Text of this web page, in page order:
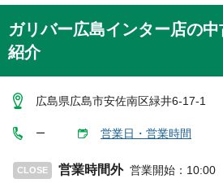
ガリバー広島インター店の中
紹介
広島県広島市安佐南区緑井6-17-1
ー 営業日・営業時間
CLOSE 営業時間外 営業開始 ： 10:00